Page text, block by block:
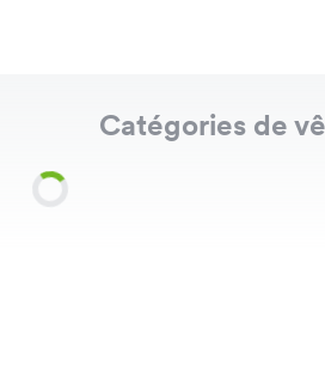
Catégories de